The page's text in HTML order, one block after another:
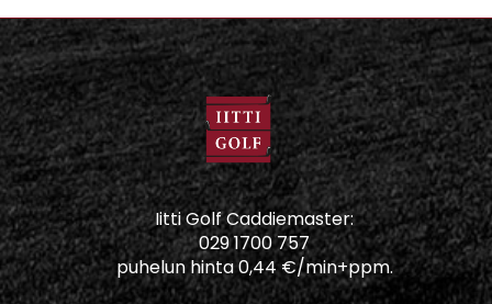
Iitti Golf Caddiemaster:
029 1700 757
puhelun hinta 0,44 €/min+ppm.